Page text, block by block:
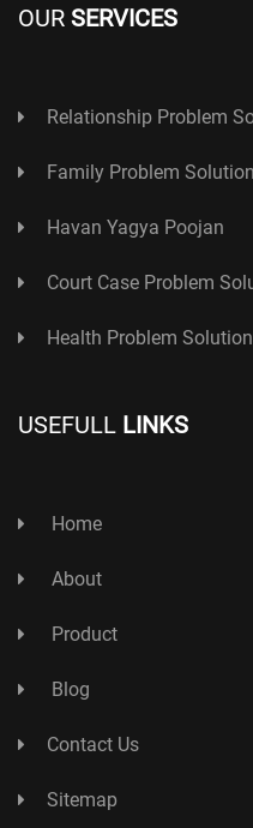
OUR SERVICES
Relationship Problem
Family Problem Solution
Havan Yagya Poojan
Court Case Problem
Health Problem
USEFULL LINKS
Home
About
Product
Blog
Contact Us
Sitemap